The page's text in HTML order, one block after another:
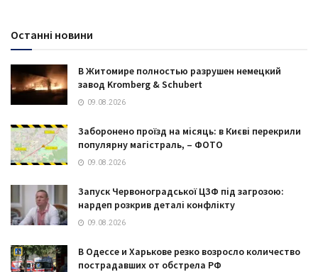
Останні новини
В Житомире полностью разрушен немецкий
завод Kromberg & Schubert
09.08.2026
Заборонено проїзд на місяць: в Києві перекрили
популярну магістраль, – ФОТО
09.08.2026
Запуск Червоноградської ЦЗФ під загрозою:
нардеп розкрив деталі конфлікту
09.08.2026
В Одессе и Харькове резко возросло количество
пострадавших от обстрела РФ